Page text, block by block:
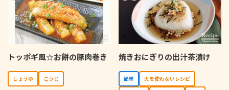
トッポギ風☆お餅の豚肉巻き
しょうゆ こうじ
焼きおにぎりの出汁茶漬け
簡単
⽕を使わないレシピ